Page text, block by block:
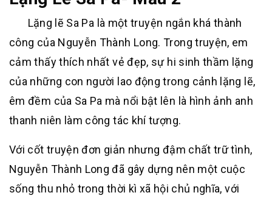
Lặng lẽ Sa Pa là một truyện ngắn khá thành
công của Nguyễn Thành Long. Trong truyện, em
cảm thấy thích nhất vẻ đẹp, sự hi sinh thầm lặng
của những con người lao động trong cảnh lặng lẽ,
êm đềm của Sa Pa mà nổi bật lên là hình ảnh anh
thanh niên làm công tác khí tượng.
Với cốt truyện đơn giản nhưng đậm chất trữ tình,
Nguyễn Thành Long đã gây dựng nên một cuộc
sống thu nhỏ trong thời kì xã hội chủ nghĩa, với